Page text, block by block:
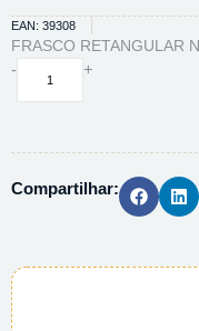
EAN: 39308
FRASCO RETANGULAR
-
FRASCO
-
+
Compartilhar: